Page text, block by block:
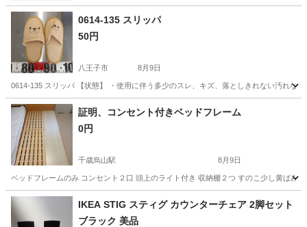
0614-135 スリッパ
50円
八王子市 8月9日
0614-135 スリッパ 【状態】 ・使用に伴う多少のスレ、キズ、落としきれない汚れ
東京 八王子市 インテリア雑貨/小物 現地
証明、コンセント付きベッドフレーム
0円
千歳烏山駅 8月9日
ベッドフレームのみ コンセント２口 頭上のライト付き 収納棚２つ すのこ少し黄ばみ
東京 世田谷区 ベッド
IKEA STIG スティグ カウンターチェア 2脚セット
ブラック 美品